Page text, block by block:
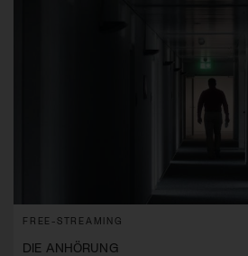
FREE-STREAMING
DIE ANHÖRUNG